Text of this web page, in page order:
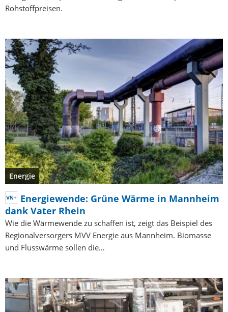
Rohstoffpreisen.
Energie
Energiewende: Grüne Wärme in Mannheim
dank Vater Rhein
Wie die Wärmewende zu schaffen ist, zeigt das Beispiel des
Regionalversorgers MVV Energie aus Mannheim. Biomasse
und Flusswärme sollen die…